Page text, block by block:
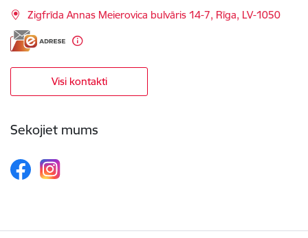
Zigfrīda Annas Meierovica bulvāris 14-7, Rīga, LV-1050
Visi kontakti
Sekojiet mums